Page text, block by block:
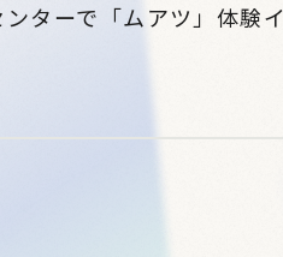
ターで「ムアツ」体験イ